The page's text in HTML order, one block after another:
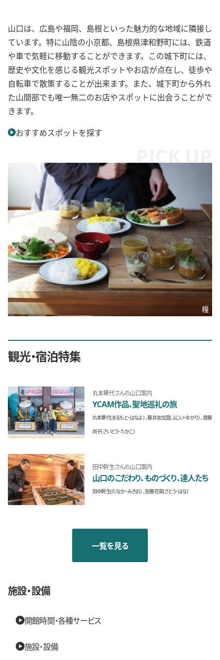
山口は、広島や福岡、島根といった魅力的な地域に隣接し
ています。特に山陰の小京都、島根県津和野町には、鉄道
や車で気軽に移動することができます。この城下町には、
歴史や文化を感じる観光スポットやお店が点在し、徒歩や
自転車で散策することが出来ます。また、城下町から外れ
た山間部でも唯一無二のお店やスポットに出会うことがで
きます。
おすすめスポットを探す
糧
観光・宿泊特集
丸本華代さんの山口案内
YCAM作品、聖地巡礼の旅
丸本華代(まるもと・はなよ) 藤井友加里(ふじい・ゆかり) 齋藤
尚子(さいとう・たかこ)
田中幹生さんの山口案内
山口のこだわり、ものづくり、達人たち
田中幹生(たなか・みきお) 佐藤花菜(さとう・はな)
一覧を見る
施設・設備
開館時間・各種サービス
施設・設備